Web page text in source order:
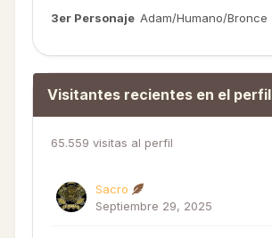
3er Personaje Adam/Humano/Bronce
Visitantes recientes en el perfil
65.559 visitas al perfil
Sacro
Septiembre 29, 2025